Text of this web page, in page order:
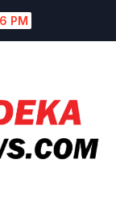
PM